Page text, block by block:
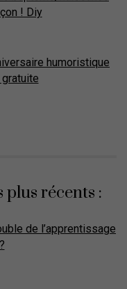
! Diy
humoristique
plus récents :
de l’apprentissage
?